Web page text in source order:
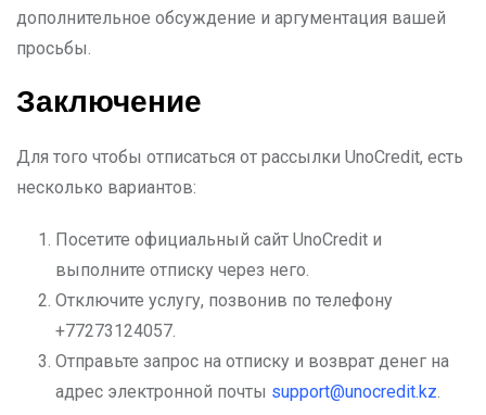
дополнительное обсуждение и аргументация вашей
просьбы.
Заключение
Для того чтобы отписаться от рассылки UnoCredit, есть
несколько вариантов:
Посетите официальный сайт UnoCredit и
выполните отписку через него.
Отключите услугу, позвонив по телефону
+77273124057.
Отправьте запрос на отписку и возврат денег на
адрес электронной почты support@unocredit.kz.